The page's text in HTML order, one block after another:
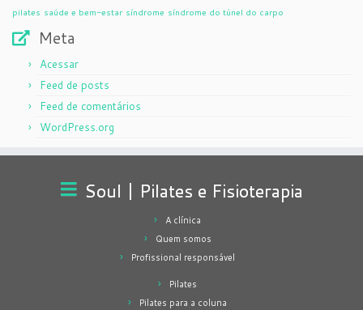
pilates saúde e bem-estar síndrome síndrome do túnel do carpo
Meta
Acessar
Feed de posts
Feed de comentários
WordPress.org
Soul | Pilates e Fisioterapia
A clínica
Quem somos
Profissional responsável
Pilates
Pilates para a coluna